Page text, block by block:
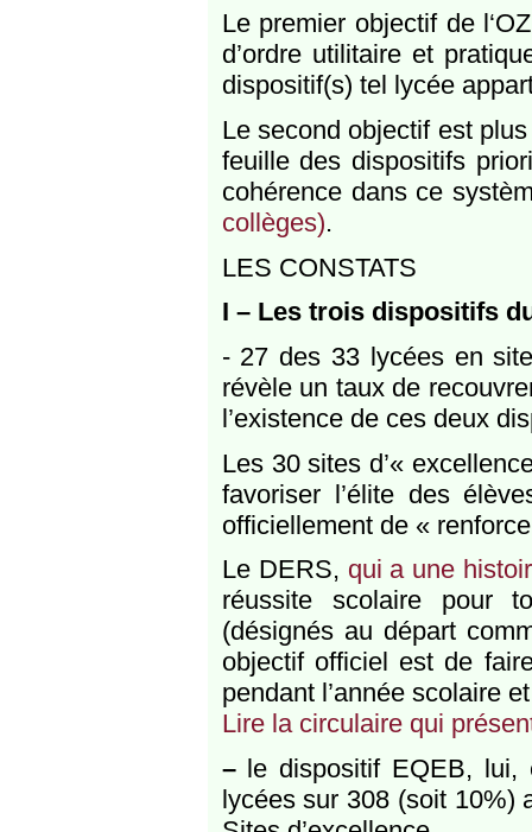
Le premier objectif de
d’ordre utilitaire et
dispositif(s) tel lycée
Le second objectif est
feuille des dispositifs
cohérence dans ce
collèges).
LES CONSTATS
I – Les trois dispositifs
- 27 des 33 lycées en
révèle un taux de
l’existence de ces deux
Les 30 sites d’«
favoriser l’élite des
officiellement de «
Le DERS, qui a une
réussite scolaire pour
(désignés au départ
objectif officiel est de
pendant l’année scolaire
Lire la circulaire qui
–le dispositif EQEB, lui,
lycées sur 308 (soit 10%)